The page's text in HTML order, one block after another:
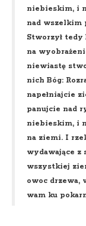
niebieskim, i
nad wszelkim
Stworzył tedy
na
niewiastę
nich Bóg:
napełniajcie
panujcie nad
niebieskim, i
na ziemi. I
wydawające
wszystkiej
owoc drzewa,
wam ku